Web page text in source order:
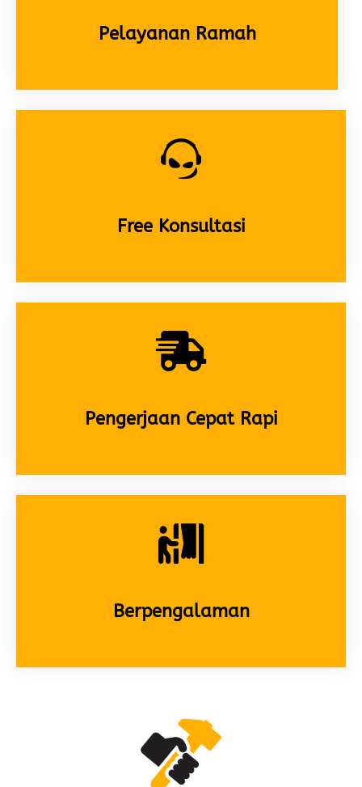
Pelayanan Ramah
Free Konsultasi
Pengerjaan Cepat Rapi
Berpengalaman